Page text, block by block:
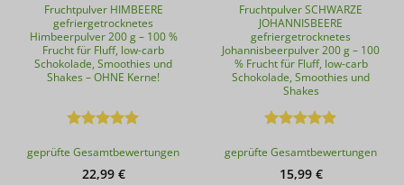
Fruchtpulver HIMBEERE
gefriergetrocknetes
Himbeerpulver 200 g – 100 %
Frucht für Fluff, low-carb
Schokolade, Smoothies und
Shakes – OHNE Kerne!
mit5von
geprüfte Gesamtbewertungen
22,99 €
Fruchtpulver SCHWARZE
JOHANNISBEERE
gefriergetrocknetes
Johannisbeerpulver 200 g – 100
% Frucht für Fluff, low-carb
Schokolade, Smoothies und
Shakes
mit4.91
von 5
geprüfte Gesamtbewertungen
15,99 €